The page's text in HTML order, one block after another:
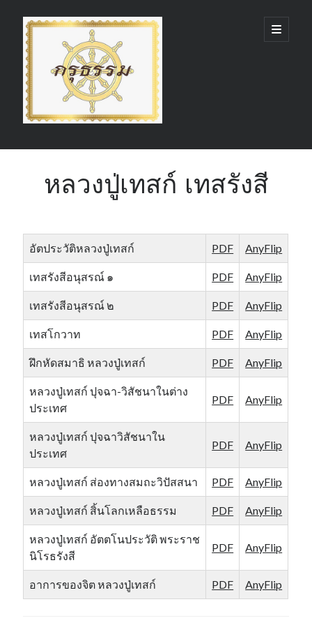
กรุ
ธรรม
(GruDhamma.com)
open
primary
Sidebar
Recent Comments
หลวงปู่เทสก์ เทสรังสี
อัตประวัติหลวงปู่เทสก์ PDF AnyFlip
เทสรังสีอนุสรณ์ ๑ PDF AnyFlip
เทสรังสีอนุสรณ์ ๒ PDF AnyFlip
เทสโกวาท PDF AnyFlip
ฝึกหัดสมาธิ หลวงปู่เทสก์ PDF AnyFlip
หลวงปู่เทสก์ ปุจฉา-วิสัชนาในต่าง
ประเทศ
PDF AnyFlip
หลวงปู่เทสก์ ปุจฉาวิสัชนาใน
ประเทศ
PDF AnyFlip
หลวงปู่เทสก์ ส่องทางสมถะวิปัสสนา PDF AnyFlip
หลวงปู่เทสก์ สิ้นโลกเหลือธรรม PDF AnyFlip
หลวงปู่เทสก์ อัตตโนประวัติ พระราช
นิโรธรังสี
PDF AnyFlip
อาการของจิต หลวงปู่เทสก์ PDF AnyFlip